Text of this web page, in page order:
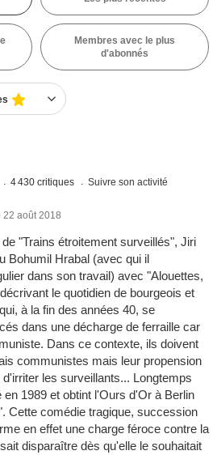
Membres avec le plus
d'abonnés
4 430 critiques Suivre son activité
22 août 2018
"Trains étroitement surveillés", Jiri
Bohumil Hrabal (avec qui il
dans son travail) avec "Alouettes,
le quotidien de bourgeois et
à la fin des années 40, se
dans une décharge de ferraille car
Dans ce contexte, ils doivent
communistes mais leur propension
les surveillants... Longtemps
en 1989 et obtint l'Ours d'Or à Berlin
Cette comédie tragique, succession
en effet une charge féroce contre la
disparaître dès qu'elle le souhaitait